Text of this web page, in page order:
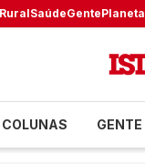
SaúdeGentePlaneta
COLUNAS GENTE